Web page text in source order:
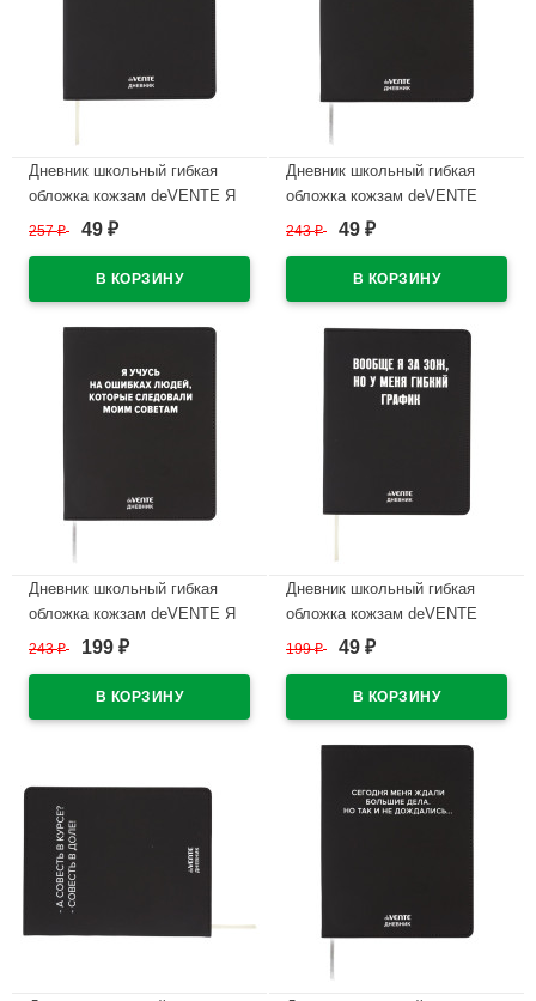
Дневник школьный гибкая
обложка кожзам deVENTE Я
создана, чтобы косячить
арт.2222555
257₽ 49 ₽
Дневник школьный гибкая
обложка кожзам deVENTE
Давайте не поддаваться
отстрочка, арт.2222545
243₽ 49 ₽
Дневник школьный гибкая
обложка кожзам deVENTE Я
учусь на ошибках людей
арт.2222529
243₽ 199 ₽
Дневник школьный гибкая
обложка кожзам deVENTE
Вообще я за ЗОЖ
арт.2222541
199₽ 49 ₽